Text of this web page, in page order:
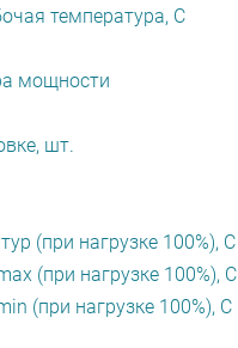
температура, C
мощности
шт.
(при нагрузке 100%), C
(при нагрузке 100%), C
(при нагрузке 100%), C